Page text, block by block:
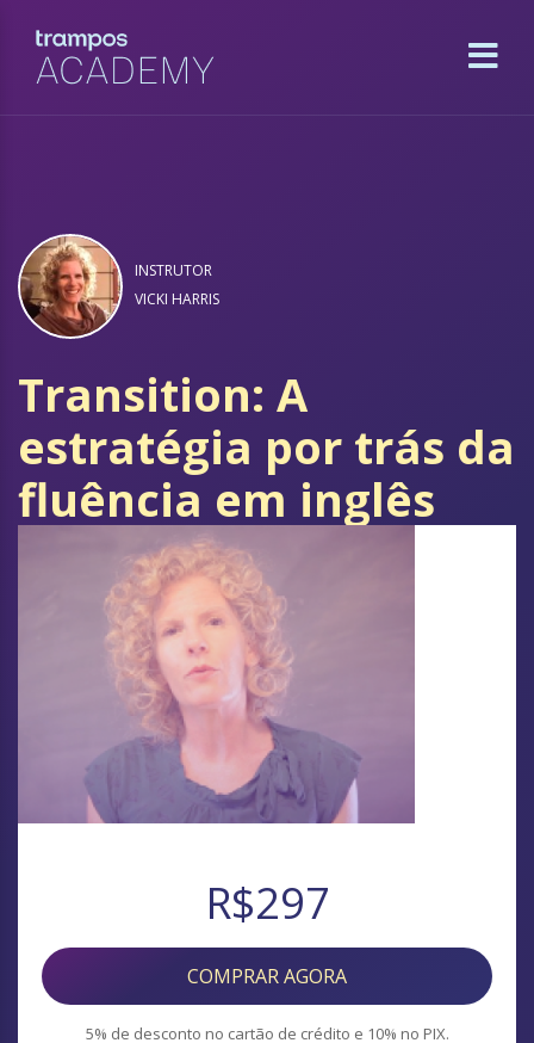
INSTRUTOR
VICKI HARRIS
Transition: A
estratégia por trás da
fluência em inglês
R$297
COMPRAR AGORA